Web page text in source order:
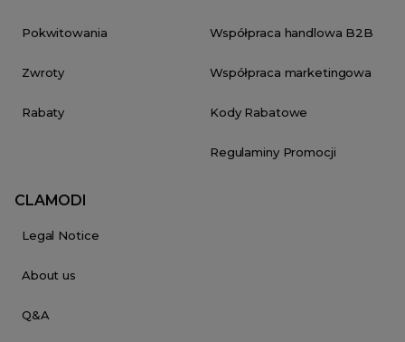
Pokwitowania
Zwroty
Rabaty
Współpraca handlowa B2B
Współpraca marketingowa
Kody Rabatowe
Regulaminy Promocji
CLAMODI
Legal Notice
About us
Q&A